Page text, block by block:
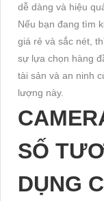
dễ dàng và hiệu
Nếu bạn đang tìm
giá rẻ và sắc nét,
sự lựa chọn hàng
tài sản và an ninh
lượng này.
SỐ
DỤNG